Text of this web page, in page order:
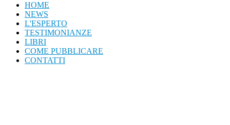
HOME
NEWS
L'ESPERTO
TESTIMONIANZE
LIBRI
COME PUBBLICARE
CONTATTI